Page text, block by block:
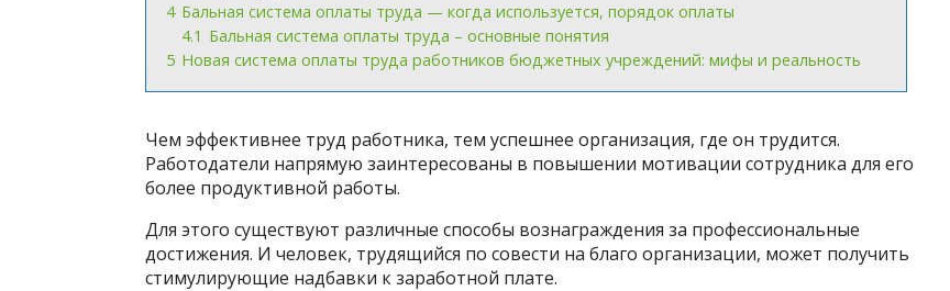
4 Бальная система оплаты труда — когда используется, порядок оплаты
4.1 Бальная система оплаты труда – основные понятия
5 Новая система оплаты труда работников бюджетных учреждений: мифы и реальность
Чем эффективнее труд работника, тем успешнее организация, где он трудится.
Работодатели напрямую заинтересованы в повышении мотивации сотрудника для его
более продуктивной работы.
Для этого существуют различные способы вознаграждения за профессиональные
достижения. И человек, трудящийся по совести на благо организации, может получить
стимулирующие надбавки к заработной плате.